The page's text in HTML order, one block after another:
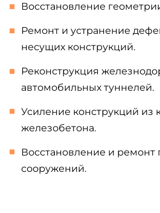
Восстановление
Ремонт и устранение
несущих конструкций.
Реконструкция
автомобильных туннелей.
Усиление конструкций из
железобетона.
Восстановление и ремонт
сооружений.